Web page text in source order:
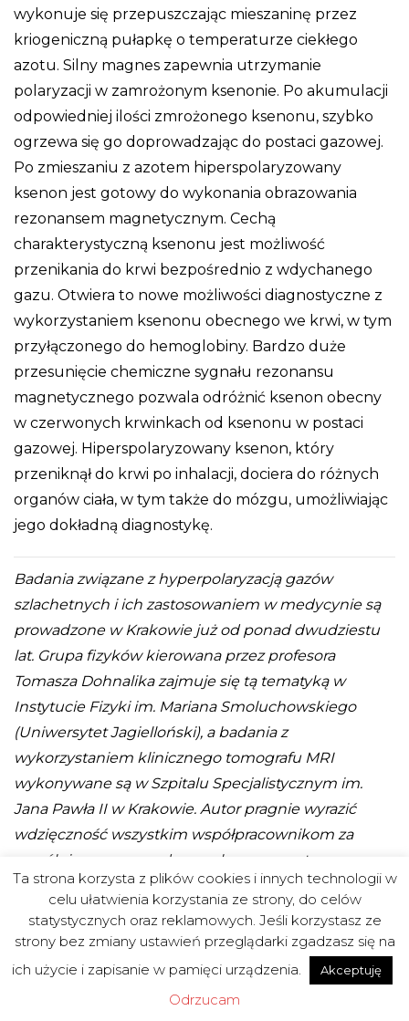
wykonuje się przepuszczając mieszaninę przez
kriogeniczną pułapkę o temperaturze ciekłego
azotu. Silny magnes zapewnia utrzymanie
polaryzacji w zamrożonym ksenonie. Po akumulacji
odpowiedniej ilości zmrożonego ksenonu, szybko
ogrzewa się go doprowadzając do postaci gazowej.
Po zmieszaniu z azotem hiperspolaryzowany
ksenon jest gotowy do wykonania obrazowania
rezonansem magnetycznym. Cechą
charakterystyczną ksenonu jest możliwość
przenikania do krwi bezpośrednio z wdychanego
gazu. Otwiera to nowe możliwości diagnostyczne z
wykorzystaniem ksenonu obecnego we krwi, w tym
przyłączonego do hemoglobiny. Bardzo duże
przesunięcie chemiczne sygnału rezonansu
magnetycznego pozwala odróżnić ksenon obecny
w czerwonych krwinkach od ksenonu w postaci
gazowej. Hiperspolaryzowany ksenon, który
przeniknął do krwi po inhalacji, dociera do różnych
organów ciała, w tym także do mózgu, umożliwiając
jego dokładną diagnostykę.
Badania związane z hyperpolaryzacją gazów
szlachetnych i ich zastosowaniem w medycynie są
prowadzone w Krakowie już od ponad dwudziestu
lat. Grupa fizyków kierowana przez profesora
Tomasza Dohnalika zajmuje się tą tematyką w
Instytucie Fizyki im. Mariana Smoluchowskiego
(Uniwersytet Jagielloński), a badania z
wykorzystaniem klinicznego tomografu MRI
wykonywane są w Szpitalu Specjalistycznym im.
Jana Pawła II w Krakowie. Autor pragnie wyrazić
wdzięczność wszystkim współpracownikom za
wspólnie przeprowadzone eksperymenty z
hiperspolaryzowanymi gazami szlachetnymi.
Nauka na żywo II: wielkie debaty – zadanie
finansowane w ramach umowy 761/P-DUN/2019
ze środków Ministra Nauki i Szkolnictwa
Wyższego przeznaczonych na działalność
Ta strona korzysta z plików cookies i innych technologii w
celu ułatwienia korzystania ze strony, do celów
statystycznych oraz reklamowych. Jeśli korzystasz ze
strony bez zmiany ustawień przeglądarki zgadzasz się na
ich użycie i zapisanie w pamięci urządzenia.
Akceptuję
Odrzucam